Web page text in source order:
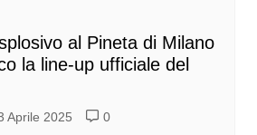
al Pineta di Milano
la line-up ufficiale del
Aprile 2025 0